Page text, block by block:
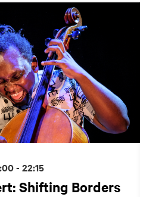
Shifting Borders
- 22:15